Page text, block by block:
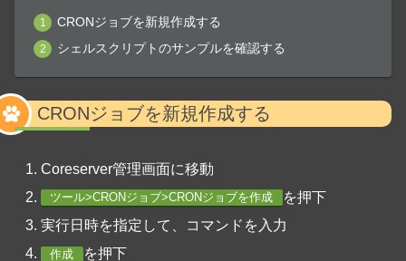
CRONジョブを新規作成する
シェルスクリプトのサンプルを確認する
CRONジョブを新規作成する
Coreserver管理画面に移動
ツール>CRONジョブ>CRONジョブを作成
を押下
実行日時を指定して、コマンドを入力
作成 を押下